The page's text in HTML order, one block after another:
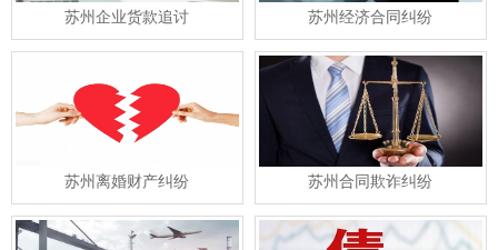
苏州企业货款追讨 苏州经济合同纠纷
苏州离婚财产纠纷 苏州合同欺诈纠纷